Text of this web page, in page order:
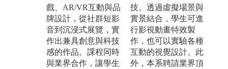
戲、AR/VR互動與品
牌設計，從社群短影
音到沉浸式展覽，實
作出兼具創意與科技
感的作品。課程同時
與業界合作，讓學生
技。透過虛擬場景與
實景結合，學生可進
行影視動畫特效製
作，也可以實驗各種
互動的視覺設計。此
外，本系聘請業界頂